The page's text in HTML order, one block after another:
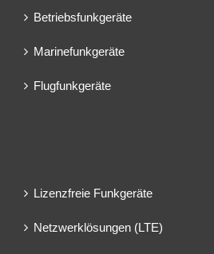
Betriebsfunkgeräte
Marinefunkgeräte
Flugfunkgeräte
Lizenzfreie Funkgeräte
Netzwerklösungen (LTE)